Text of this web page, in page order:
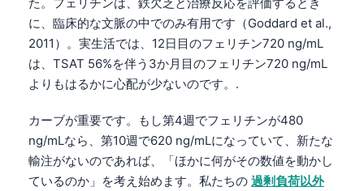
に、臨床的な文脈の中でのみ有用です（Goddard et al.,
2011）。実生活では、12日目のフェリチン720 ng/mL
は、TSAT 56%を伴う3か月目のフェリチン720 ng/mL
よりもはるかに心配が少ないのです。.
カーブが重要です。もし第4週でフェリチンが480
ng/mLなら、第10週で620 ng/mLになっていて、新たな
輸注がないのであれば、「ほかに何がその数値を動かし
ているのか」を考え始めます。私たちの 過剰負荷以外